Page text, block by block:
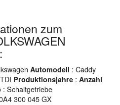
zum
Automodell : Caddy
Produktionsjahre : Anzahl
: Schaltgetriebe
300 045 GX